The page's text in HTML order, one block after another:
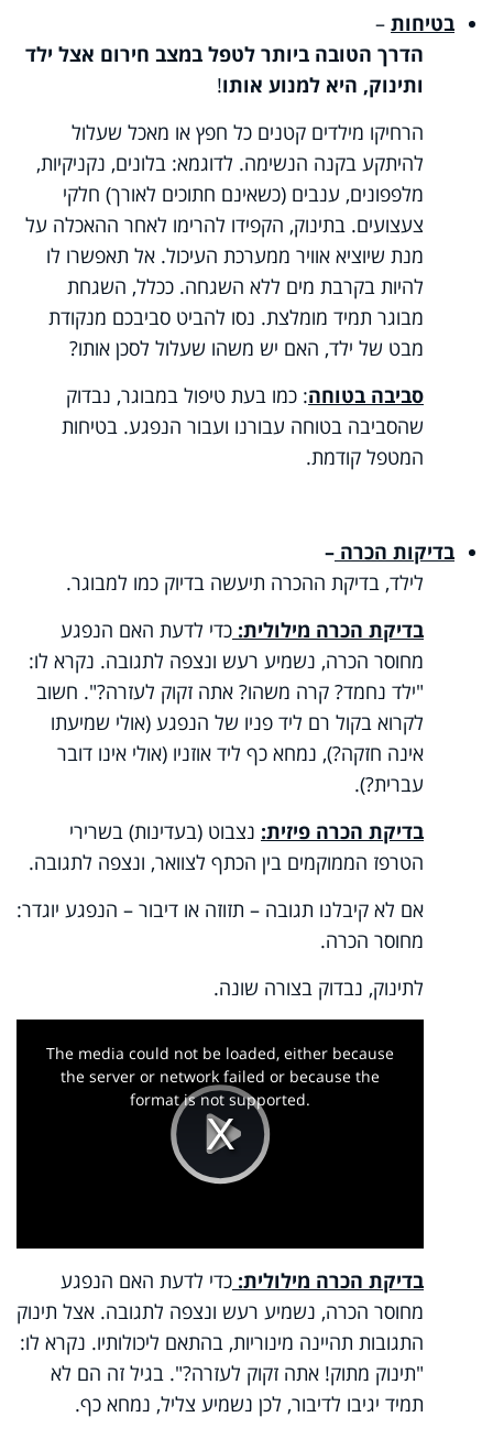
בטיחות –
הדרך הטובה ביותר לטפל במצב חירום אצל ילד
ותינוק, היא למנוע אותו!
הרחיקו מילדים קטנים כל חפץ או מאכל שעלול
להיתקע בקנה הנשימה. לדוגמא: בלונים, נקניקיות,
מלפפונים, ענבים (כשאינם חתוכים לאורך) חלקי
צעצועים. בתינוק, הקפידו להרימו לאחר ההאכלה על
מנת שיוציא אוויר ממערכת העיכול. אל תאפשרו לו
להיות בקרבת מים ללא השגחה. ככלל, השגחת
מבוגר תמיד מומלצת. נסו להביט סביבכם מנקודת
מבט של ילד, האם יש משהו שעלול לסכן אותו?
סביבה בטוחה: כמו בעת טיפול במבוגר, נבדוק
שהסביבה בטוחה עבורנו ועבור הנפגע. בטיחות
המטפל קודמת.
בדיקות הכרה –
לילד, בדיקת ההכרה תיעשה בדיוק כמו למבוגר.
בדיקת הכרה מילולית: כדי לדעת האם הנפגע
מחוסר הכרה, נשמיע רעש ונצפה לתגובה. נקרא לו:
"ילד נחמד? קרה משהו? אתה זקוק לעזרה?". חשוב
לקרוא בקול רם ליד פניו של הנפגע (אולי שמיעתו
אינה חזקה?), נמחא כף ליד אוזניו (אולי אינו דובר
עברית?).
בדיקת הכרה פיזית: נצבוט (בעדינות) בשרירי
הטרפז הממוקמים בין הכתף לצוואר, ונצפה לתגובה.
אם לא קיבלנו תגובה – תזוזה או דיבור – הנפגע יוגדר:
מחוסר הכרה.
לתינוק, נבדוק בצורה שונה.
Play
Video
This
The media could not be loaded, either because
the server or network failed or because the
format is not supported.
בדיקת הכרה מילולית: כדי לדעת האם הנפגע
מחוסר הכרה, נשמיע רעש ונצפה לתגובה. אצל תינוק
התגובות תהיינה מינוריות, בהתאם ליכולותיו. נקרא לו:
"תינוק מתוק! אתה זקוק לעזרה?". בגיל זה הם לא
תמיד יגיבו לדיבור, לכן נשמיע צליל, נמחא כף.